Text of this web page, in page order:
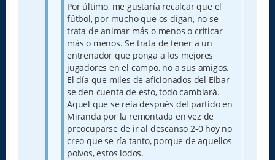
Por último, me gustaría recalcar que el
fútbol, por mucho que os digan, no se
trata de animar más o menos o criticar
más o menos. Se trata de tener a un
entrenador que ponga a los mejores
jugadores en el campo, no a sus amigos.
El día que miles de aficionados del Eibar
se den cuenta de esto, todo cambiará.
Aquel que se reía después del partido en
Miranda por la remontada en vez de
preocuparse de ir al descanso 2-0 hoy no
creo que se ría tanto, porque de aquellos
polvos, estos lodos.